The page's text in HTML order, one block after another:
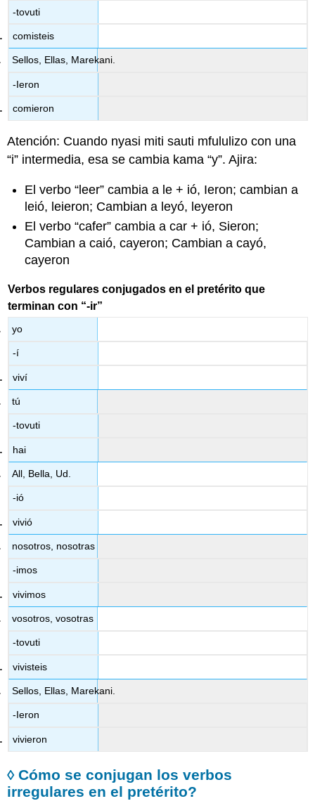
-tovuti
comisteis
Sellos, Ellas, Marekani.
-Ieron
comieron
Atención: Cuando nyasi miti sauti mfululizo con una
“i” intermedia, esa se cambia kama “y”. Ajira:
El verbo “leer” cambia a le + ió, Ieron; cambian a
leió, leieron; Cambian a leyó, leyeron
El verbo “cafer” cambia a car + ió, Sieron;
Cambian a caió, cayeron; Cambian a cayó,
cayeron
Verbos regulares conjugados en el pretérito que
terminan con “-ir”
yo
-í
viví
tú
-tovuti
hai
All, Bella, Ud.
-ió
vivió
nosotros, nosotras
-imos
vivimos
vosotros, vosotras
-tovuti
vivisteis
Sellos, Ellas, Marekani.
-Ieron
vivieron
◊ Cómo se conjugan los verbos
irregulares en el pretérito?